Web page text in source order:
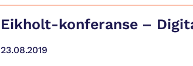
Eikholt-konferanse –
23.08.2019